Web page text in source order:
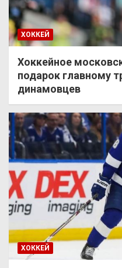
ХОККЕЙ
Хоккейное
подарок главному
динамовцев
ХОККЕЙ